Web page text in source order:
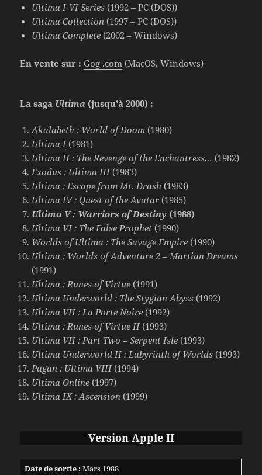
Ultima I-VI Series (1992 – PC (DOS))
Ultima Collection (1997 – PC (DOS))
Ultima Complete (2002 – Windows)
En vente sur : Gog .com (MacOS, Windows)
La saga Ultima (jusqu’à 2000) :
Akalabeth : World of Doom (1980)
Ultima I(1981)
Ultima II : The Revenge of the Enchantress… (1982)
Exodus : Ultima III(1983)
Ultima : Escape from Mt. Drash (1983)
Ultima IV : Quest of the Avatar (1985)
Ultima V : Warriors of Destiny (1988)
Ultima VI : The False Prophet (1990)
Worlds of Ultima : The Savage Empire (1990)
Ultima : Worlds of Adventure 2 – Martian Dreams
(1991)
Ultima : Runes of Virtue (1991)
Ultima Underworld : The Stygian Abyss (1992)
Ultima VII : La Porte Noire (1992)
Ultima : Runes of Virtue II(1993)
Ultima VII : Part Two – Serpent Isle (1993)
Ultima Underworld II : Labyrinth of Worlds (1993)
Pagan : Ultima VIII(1994)
Ultima Online (1997)
Ultima IX : Ascension (1999)
Version Apple II
Date de sortie : Mars 1988